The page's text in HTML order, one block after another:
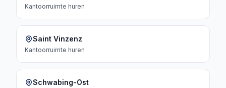
Kantoorruimte huren
Saint Vinzenz
Kantoorruimte huren
Schwabing-Ost